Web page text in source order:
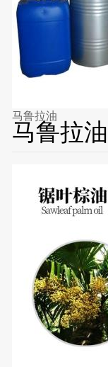
马鲁拉油
马鲁拉油